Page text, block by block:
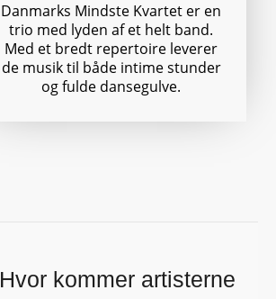
Danmarks Mindste Kvartet er en
trio med lyden af et helt band.
Med et bredt repertoire leverer
de musik til både intime stunder
og fulde dansegulve.
Hvor kommer artisterne